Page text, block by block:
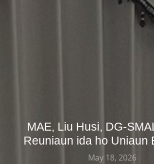
MAE, Liu Husi, DG-
Reuniaun ida ho Uniaun
May 18, 2026